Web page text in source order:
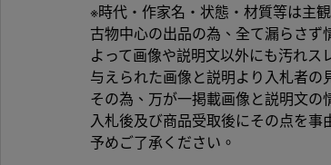
※時代・作家名・状態・材質等は主
古物中心の出品の為、全て漏らさず
よって画像や説明文以外にも汚れス
与えられた画像と説明より入札者
その為、万が一掲載画像と説明文
入札後及び商品受取後にその点を事
予めご了承ください。